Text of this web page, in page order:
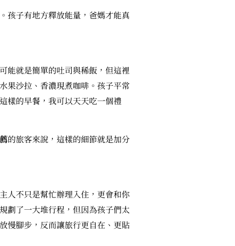
孩子有地方釋放能量，爸媽才能真
能就是簡單的吐司與稀飯，但這裡
果沙拉、香濃現煮咖啡。孩子平常
樣的早餐，我可以天天吃一個禮
的旅客來說，這樣的細節就是加分
人不只是幫忙辦理入住，更會和你
劃了一大堆行程，但因為孩子們太
慢腳步，反而讓旅行更自在、更貼